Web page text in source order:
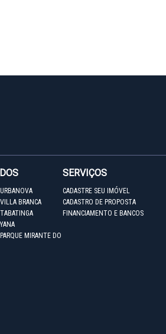
BRANCA
MIRANTE DO
SERVIÇOS
CADASTRE SEU IMÓVEL
CADASTRO DE PROPOSTA
FINANCIAMENTO E BANCOS